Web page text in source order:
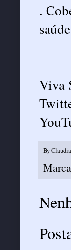
.
Viva
By